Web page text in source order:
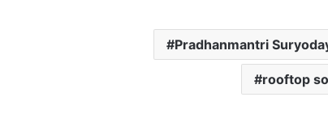
Pradhanmantri
rooftop